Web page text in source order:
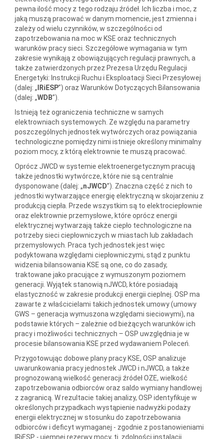
pewna ilość mocy z tego rodzaju źródeł. Ich liczba i moc, z
jaką muszą pracować w danym momencie, jest zmienna i
zależy od wielu czynników, w szczególności od
zapotrzebowania na moc w KSE oraz technicznych
warunków pracy sieci. Szczegółowe wymagania w tym
zakresie wynikają z obowiązujących regulacji prawnych, a
także zatwierdzonych przez Prezesa Urzędu Regulacji
Energetyki: Instrukcji Ruchu i Eksploatacji Sieci Przesyłowej
(dalej: „ IRiESP”) oraz Warunków Dotyczących Bilansowania
(dalej: „WDB”).
Istnieją też ograniczenia techniczne w samych
elektrowniach systemowych. Ze względu na parametry
poszczególnych jednostek wytwórczych oraz powiązania
technologiczne pomiędzy nimi istnieje określony minimalny
poziom mocy, z którą elektrownie te muszą pracować.
Oprócz JWCD w systemie elektroenergetycznym pracują
także jednostki wytwórcze, które nie są centralnie
dysponowane (dalej: „nJWCD”). Znaczna część z nich to
jednostki wytwarzające energię elektryczną w skojarzeniu z
produkcją ciepła. Przede wszystkim są to elektrociepłownie
oraz elektrownie przemysłowe, które oprócz energii
elektrycznej wytwarzają także ciepło technologiczne na
potrzeby sieci ciepłowniczych w miastach lub zakładach
przemysłowych. Praca tych jednostek jest więc
podyktowana względami ciepłowniczymi, stąd z punktu
widzenia bilansowania KSE są one, co do zasady,
traktowane jako pracujące z wymuszonym poziomem
generacji. Wyjątek stanowią nJWCD, które posiadają
elastyczność w zakresie produkcji energii cieplnej. OSP ma
zawarte z właścicielami takich jednostek umowy (umowy
GWS – generacja wymuszona względami sieciowymi), na
podstawie których – zależnie od bieżących warunków ich
pracy i możliwości technicznych – OSP uwzględnia je w
procesie bilansowania KSE przed wydawaniem Poleceń.
Przygotowując dobowe plany pracy KSE, OSP analizuje
uwarunkowania pracy jednostek JWCD i nJWCD, a także
prognozowaną wielkość generacji źródeł OZE, wielkość
zapotrzebowania odbiorców oraz saldo wymiany handlowej
z zagranicą. W rezultacie takiej analizy, OSP identyfikuje w
określonych przypadkach wystąpienie nadwyżki podaży
energii elektrycznej w stosunku do zapotrzebowania
odbiorców i deficyt wymaganej - zgodnie z postanowieniami
IRiESP - ujemnej rezerwy mocy, tj. zdolności instalacji